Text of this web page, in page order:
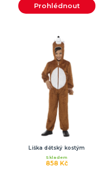
Prohlédnout
Liška dětský kostým
858 Kč
Skladem